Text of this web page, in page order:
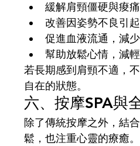
緩解肩頸僵硬與痠痛
改善因姿勢不良引
促進血液流通，減少
幫助放鬆心情，減輕
若長期感到肩頸不適，
自在的狀態。
六、按摩SPA與
除了傳統按摩之外，結
鬆，也注重心靈的療癒